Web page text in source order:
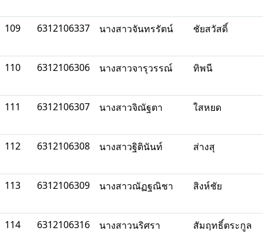
109 6312106337 นางสาวจันทรรัตน์ ชัยสวัสดิ์
110 6312106306 นางสาวจารุวรรณ์ ทิพนี
111 6312106307 นางสาวจิณัฐตา ใสหยด
112 6312106308 นางสาวฐิตินันท์ ส่างสุ
113 6312106309 นางสาวณัฏฐณิชา สิงห์ชัย
114 6312106316 นางสาวนริศรา สัมฤทธิ์ตระกูล